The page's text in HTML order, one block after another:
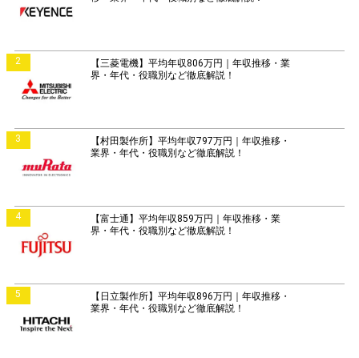
2
【三菱電機】平均年収806万円｜年収推移・業
界・年代・役職別など徹底解説！
3
【村田製作所】平均年収797万円｜年収推移・
業界・年代・役職別など徹底解説！
4
【富士通】平均年収859万円｜年収推移・業
界・年代・役職別など徹底解説！
5
【日立製作所】平均年収896万円｜年収推移・
業界・年代・役職別など徹底解説！